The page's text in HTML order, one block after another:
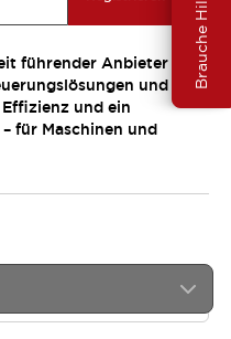
Brauche Hilfe ?
führender Anbieter
und
und ein
für Maschinen und